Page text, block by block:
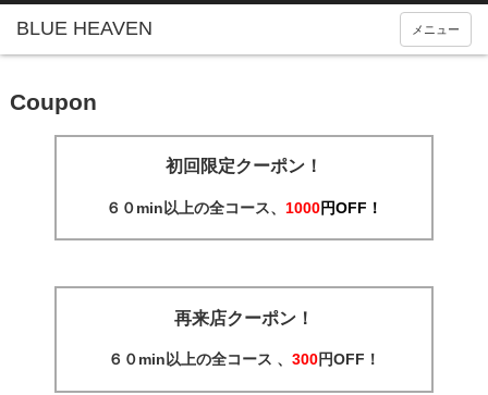
メニュー
Coupon
初回限定クーポン！
６０min以上の全コース、 1000円OFF！
再来店クーポン！
６０min以上の全コース 、 300円OFF！